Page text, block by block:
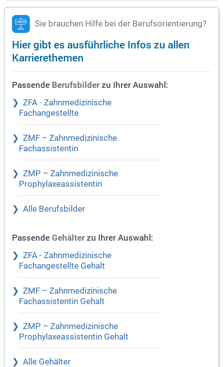
Sie brauchen Hilfe bei der Berufsorientierung?
Hier gibt es ausführliche Infos zu allen
Karrierethemen
Passende Berufsbilder zu Ihrer Auswahl:
ZFA - Zahnmedizinische
Fachangestellte
ZMF – Zahnmedizinische
Fachassistentin
ZMP – Zahnmedizinische
Prophylaxeassistentin
Alle Berufsbilder
Passende Gehälter zu Ihrer Auswahl:
ZFA - Zahnmedizinische
Fachangestellte Gehalt
ZMF – Zahnmedizinische
Fachassistentin Gehalt
ZMP – Zahnmedizinische
Prophylaxeassistentin Gehalt
Alle Gehälter